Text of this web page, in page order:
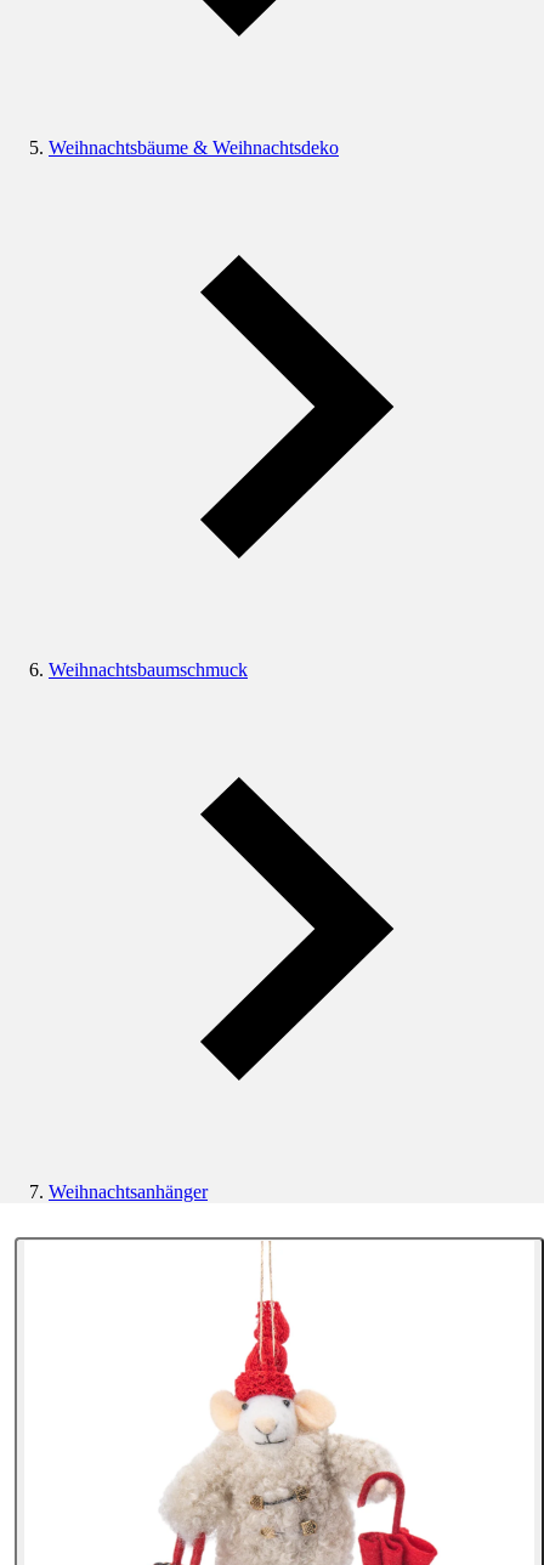
Weihnachtsbäume & Weihnachtsdeko
Weihnachtsbaumschmuck
Weihnachtsanhänger